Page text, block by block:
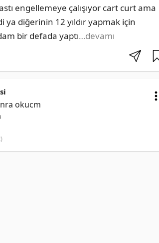
engellemeye çalışıyor cart curt ama
ya diğerinin 12 yıldır yapmak için
bir defada yaptı…devamı
okucm